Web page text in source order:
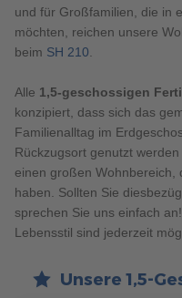
und für Großfamilien, die in
möchten, reichen unsere
beim SH 210
Alle 1,5-geschossigen
konzipiert, dass sich das
Familienalltag im
Rückzugsort genutzt
einen großen Wohnbereich,
haben. Sollten Sie
sprechen Sie uns einfach
Lebensstil sind jederzeit
Unsere 1,5-